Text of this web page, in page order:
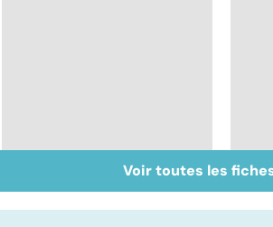
Huntington : une
Voir toutes les